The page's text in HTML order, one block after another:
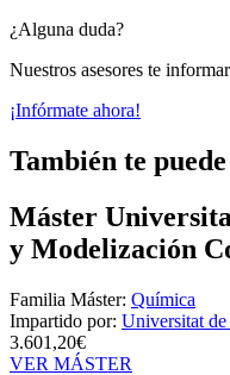
¿Alguna duda?
Nuestros asesores te
¡Infórmate ahora!
También te
Máster
y Modelización
Familia Máster: Química
Impartido por: Universitat
3.601,20€
VER MÁSTER